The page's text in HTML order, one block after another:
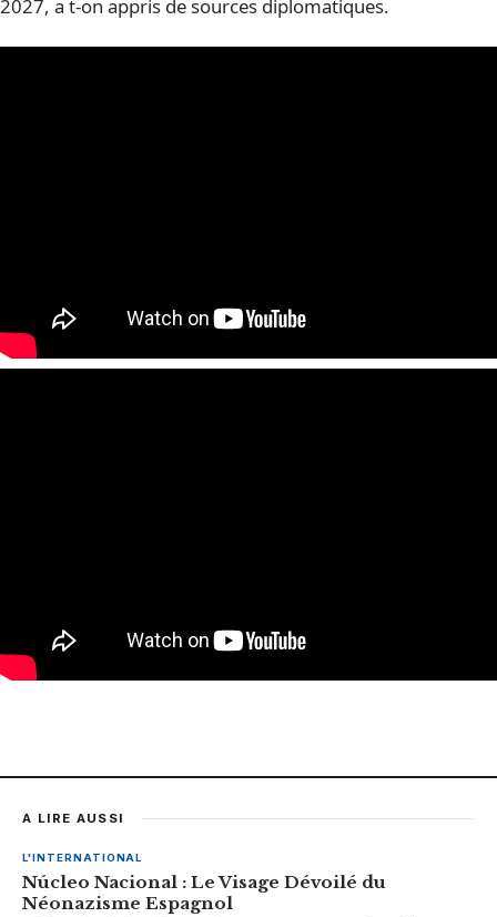
2027, a t-on appris de sources diplomatiques.
A LIRE AUSSI
L'INTERNATIONAL
Núcleo Nacional : Le Visage Dévoilé du
Néonazisme Espagnol